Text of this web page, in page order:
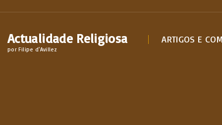
Actualidade Religiosa
por Filipe d'Avillez
ARTIGOS E